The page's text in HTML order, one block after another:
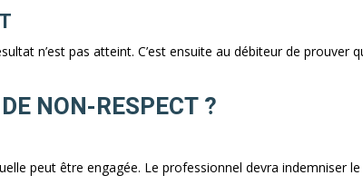
n’est pas atteint. C’est ensuite au débiteur de prouver
NON-RESPECT ?
peut être engagée. Le professionnel devra indemniser le